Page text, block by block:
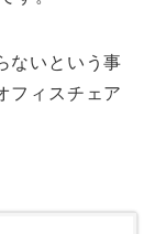
ないという事
フィスチェア